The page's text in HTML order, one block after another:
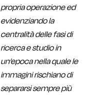
propria operazione ed
evidenziando la
centralità delle fasi di
ricerca e studio in
un’epoca nella quale le
immagini rischiano di
separarsi sempre più